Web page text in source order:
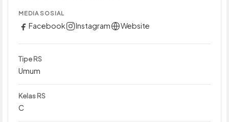
MEDIA SOSIAL
Facebook Instagram Website
Tipe RS
Umum
Kelas RS
C